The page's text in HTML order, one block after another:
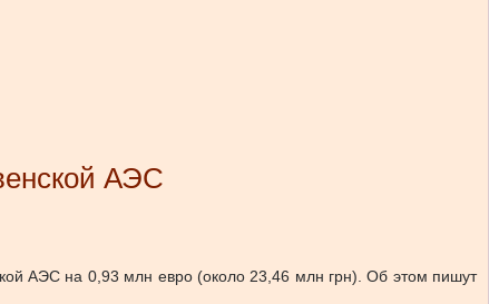
АЭС
АЭС на 0,93 млн евро (около 23,46 млн грн). Об этом пишут